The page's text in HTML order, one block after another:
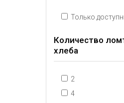
Только
Количество
хлеба
2
4